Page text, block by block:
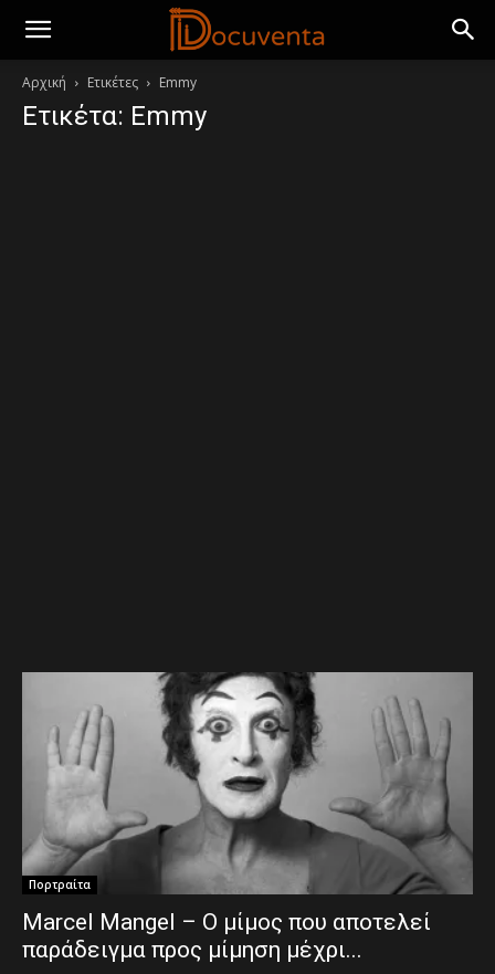
Αρχική Ετικέτες Emmy
Ετικέτα: Emmy
Πορτραίτα
Marcel Mangel – Ο μίμος που αποτελεί
παράδειγμα προς μίμηση μέχρι...